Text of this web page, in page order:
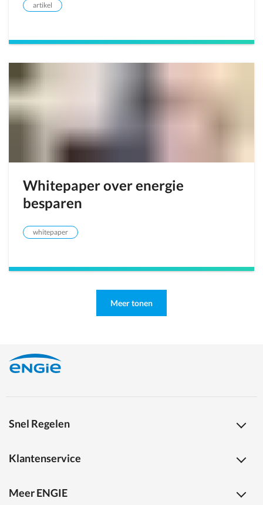
artikel
Whitepaper over energie
besparen
whitepaper
Meer tonen
Snel Regelen
Klantenservice
Meer ENGIE